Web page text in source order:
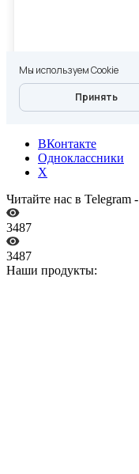
ВКонтакте
Одноклассники
X
Читайте нас в Telegram -
3487
3487
Наши продукты: